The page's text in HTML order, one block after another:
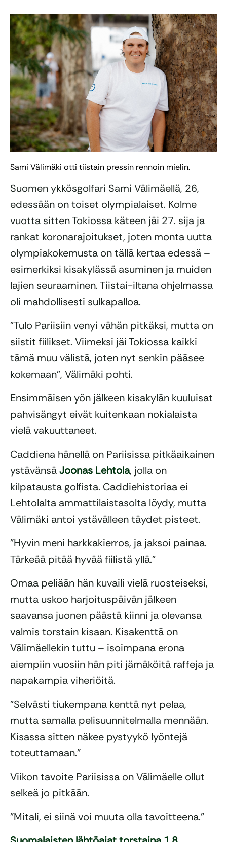
Sami Välimäki otti tiistain pressin rennoin mielin.
Suomen ykkösgolfari Sami Välimäellä, 26,
edessään on toiset olympialaiset. Kolme
vuotta sitten Tokiossa käteen jäi 27. sija ja
rankat koronarajoitukset, joten monta uutta
olympiakokemusta on tällä kertaa edessä –
esimerkiksi kisakylässä asuminen ja muiden
lajien seuraaminen. Tiistai-iltana ohjelmassa
oli mahdollisesti sulkapalloa.
”Tulo Pariisiin venyi vähän pitkäksi, mutta on
siistit fiilikset. Viimeksi jäi Tokiossa kaikki
tämä muu välistä, joten nyt senkin pääsee
kokemaan”, Välimäki pohti.
Ensimmäisen yön jälkeen kisakylän kuuluisat
pahvisängyt eivät kuitenkaan nokialaista
vielä vakuuttaneet.
Caddiena hänellä on Pariisissa pitkäaikainen
ystävänsäJoonas Lehtola, jolla on
kilpatausta golfista. Caddiehistoriaa ei
Lehtolalta ammattilaistasolta löydy, mutta
Välimäki antoi ystävälleen täydet pisteet.
”Hyvin meni harkkakierros, ja jaksoi painaa.
Tärkeää pitää hyvää fiilistä yllä.”
Omaa peliään hän kuvaili vielä ruosteiseksi,
mutta uskoo harjoituspäivän jälkeen
saavansa juonen päästä kiinni ja olevansa
valmis torstain kisaan. Kisakenttä on
Välimäellekin tuttu – isoimpana erona
aiempiin vuosiin hän piti jämäköitä raffeja ja
napakampia viheriöitä.
”Selvästi tiukempana kenttä nyt pelaa,
mutta samalla pelisuunnitelmalla mennään.
Kisassa sitten näkee pystyykö lyöntejä
toteuttamaan.”
Viikon tavoite Pariisissa on Välimäelle ollut
selkeä jo pitkään.
”Mitali, ei siinä voi muuta olla tavoitteena.”